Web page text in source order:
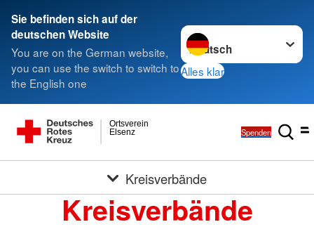
Sie befinden sich auf der
deutschen Website
You are on the German website,
you can use the switch to switch to
the English one
Sprache wechseln zu
Alles klar
Elsenz
Ortsverein
Spenden
Kreisverbände
Kreisverbände